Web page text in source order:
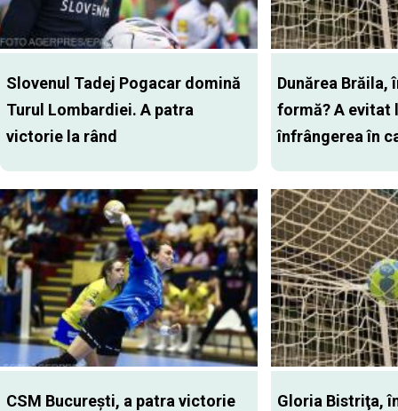
Slovenul Tadej Pogacar domină
Turul Lombardiei. A patra
victorie la rând
Dunărea Brăila,
formă? A evitat
înfrângerea în
CSM Bucureşti, a patra victorie Gloria Bistriţa,